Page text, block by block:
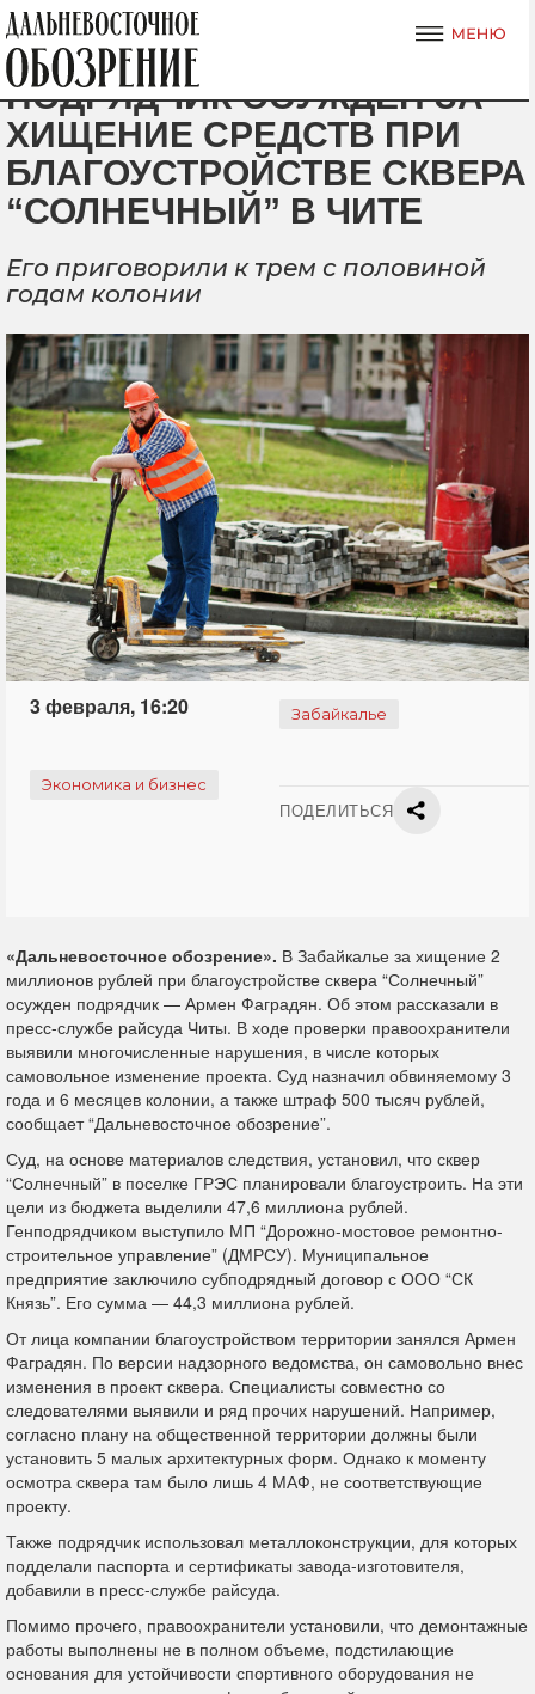
ПОДРЯДЧИК ОСУЖДЕН ЗА
ХИЩЕНИЕ СРЕДСТВ ПРИ
БЛАГОУСТРОЙСТВЕ СКВЕРА
“СОЛНЕЧНЫЙ” В ЧИТЕ
Его приговорили к трем с половиной
годам колонии
3 февраля, 16:20 Забайкалье
Экономика и бизнес
ПОДЕЛИТЬСЯ
«Дальневосточное обозрение». В Забайкалье за хищение 2
миллионов рублей при благоустройстве сквера “Солнечный”
осужден подрядчик — Армен Фаградян. Об этом рассказали в
пресс-службе райсуда Читы. В ходе проверки правоохранители
выявили многочисленные нарушения, в числе которых
самовольное изменение проекта. Суд назначил обвиняемому 3
года и 6 месяцев колонии, а также штраф 500 тысяч рублей,
сообщает “Дальневосточное обозрение”.
Суд, на основе материалов следствия, установил, что сквер
“Солнечный” в поселке ГРЭС планировали благоустроить. На эти
цели из бюджета выделили 47,6 миллиона рублей.
Генподрядчиком выступило МП “Дорожно-мостовое ремонтно-
строительное управление” (ДМРСУ). Муниципальное
предприятие заключило субподрядный договор с ООО “СК
Князь”. Его сумма — 44,3 миллиона рублей.
От лица компании благоустройством территории занялся Армен
Фаградян. По версии надзорного ведомства, он самовольно внес
изменения в проект сквера. Специалисты совместно со
следователями выявили и ряд прочих нарушений. Например,
согласно плану на общественной территории должны были
установить 5 малых архитектурных форм. Однако к моменту
осмотра сквера там было лишь 4 МАФ, не соответствующие
проекту.
Также подрядчик использовал металлоконструкции, для которых
подделали паспорта и сертификаты завода-изготовителя,
добавили в пресс-службе райсуда.
Помимо прочего, правоохранители установили, что демонтажные
работы выполнены не в полном объеме, подстилающие
основания для устойчивости спортивного оборудования не